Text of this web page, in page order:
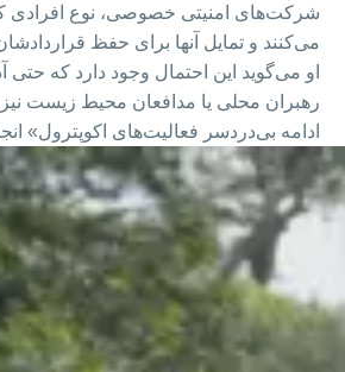
شرکت‌های امنیتی خصوصی، نوع افرادی
می‌کنند و تمایل آنها برای حفظ
او می‌گوید این احتمال وجود دارد که حتی
رهبران محلی یا مدافعان محیط زیست نیز
ادامه بی‌دردسر فعالیت‌های اکوپترول»